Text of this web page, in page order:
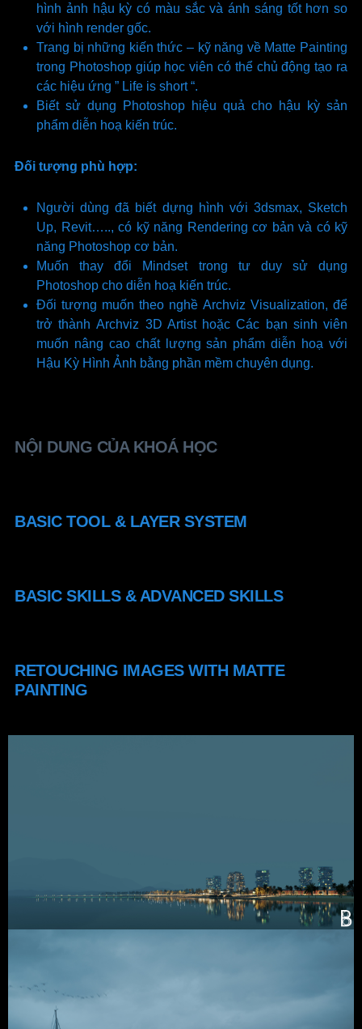
hình ảnh hậu kỳ có màu sắc và ánh sáng tốt hơn so
với hình render gốc.
Trang bị những kiến thức – kỹ năng về Matte Painting
trong Photoshop giúp học viên có thể chủ động tạo ra
các hiệu ứng ” Life is short “.
Biết sử dụng Photoshop hiệu quả cho hậu kỳ sản
phẩm diễn hoạ kiến trúc.
Đối tượng phù hợp:
Người dùng đã biết dựng hình với 3dsmax, Sketch
Up, Revit….., có kỹ năng Rendering cơ bản và có kỹ
năng Photoshop cơ bản.
Muốn thay đổi Mindset trong tư duy sử dụng
Photoshop cho diễn hoạ kiến trúc.
Đối tượng muốn theo nghề Archviz Visualization, để
trở thành Archviz 3D Artist hoặc Các bạn sinh viên
muốn nâng cao chất lượng sản phẩm diễn hoạ với
Hậu Kỳ Hình Ảnh bằng phần mềm chuyên dụng.
NỘI DUNG CỦA KHOÁ HỌC
BASIC TOOL & LAYER SYSTEM
BASIC SKILLS & ADVANCED SKILLS
RETOUCHING IMAGES WITH MATTE
PAINTING